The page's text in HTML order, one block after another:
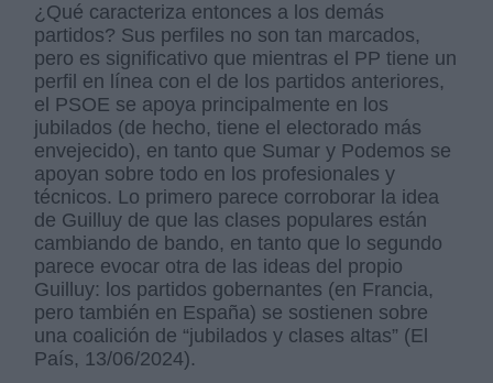
¿Qué caracteriza entonces a los demás
partidos? Sus perfiles no son tan marcados,
pero es significativo que mientras el PP tiene un
perfil en línea con el de los partidos anteriores,
el PSOE se apoya principalmente en los
jubilados (de hecho, tiene el electorado más
envejecido), en tanto que Sumar y Podemos se
apoyan sobre todo en los profesionales y
técnicos. Lo primero parece corroborar la idea
de Guilluy de que las clases populares están
cambiando de bando, en tanto que lo segundo
parece evocar otra de las ideas del propio
Guilluy: los partidos gobernantes (en Francia,
pero también en España) se sostienen sobre
una coalición de “jubilados y clases altas” (El
País, 13/06/2024).